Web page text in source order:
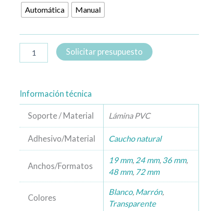
Automática Manual
Solicitar presupuesto
Información técnica
Soporte / Material Lámina PVC
Adhesivo/Material Caucho natural
Anchos/Formatos
19 mm, 24 mm, 36 mm,
48 mm, 72 mm
Colores
Blanco, Marrón,
Transparente